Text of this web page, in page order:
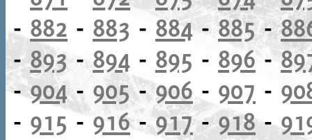
- 882 - 883 - 884-885-
-893-894 - 895 - 896-
-904- 905-906 - 907 -
- 915 -916-917-918-